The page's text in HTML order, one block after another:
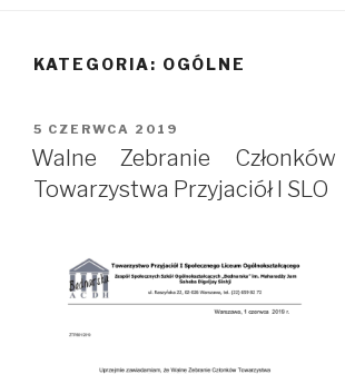
KATEGORIA: OGÓLNE
OPUBLIKOWANE
W
5 CZERWCA 2019
Walne Zebranie Członków
Towarzystwa Przyjaciół I SLO